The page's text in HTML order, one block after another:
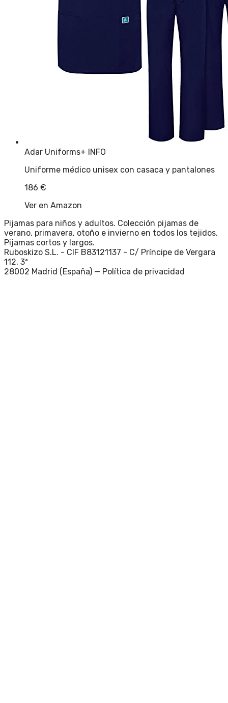
Adar Uniforms+ INFO
Uniforme médico unisex con casaca y pantalones
186 €
Ver en Amazon
Pijamas para niños y adultos. Colección pijamas de
verano, primavera, otoño e invierno en todos los tejidos.
Pijamas cortos y largos.
Ruboskizo S.L. - CIF B83121137 - C/ Príncipe de Vergara
112, 3ª
28002 Madrid (España) — Política de privacidad